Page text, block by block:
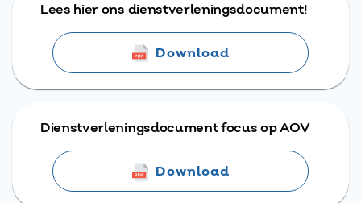
Lees hier ons dienstverleningsdocument!
Download
Dienstverleningsdocument focus op AOV
Download